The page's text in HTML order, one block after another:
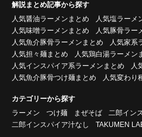
解説まとめ記事から探す
人気醤油ラーメンまとめ
人気塩ラーメ
人気味噌ラーメンまとめ
人気豚骨ラー
人気魚介豚骨ラーメンまとめ
人気家系
人気担々麺まとめ
人気鶏白湯ラーメン
人気インスパイア系ラーメンまとめ
人
人気魚介豚骨つけ麺まとめ
人気変わり
カテゴリーから探す
ラーメン
つけ麺 まぜそば
二郎イン
二郎インスパイア汁なし
TAKUMEN